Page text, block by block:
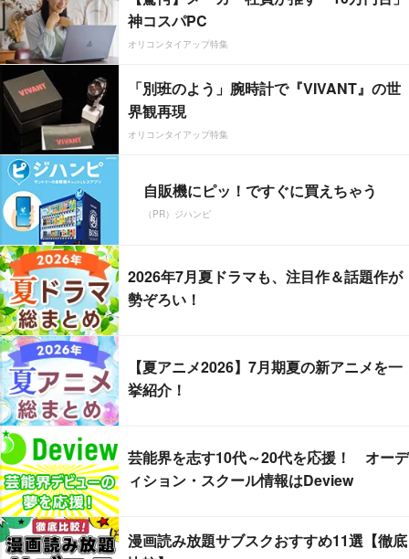
神コスパPC
オリコンタイアップ特集
「別班のよう」腕時計で『VIVANT』の世
界観再現
オリコンタイアップ特集
自販機にピッ！ですぐに買えちゃう
（PR）ジハンピ
2026年7月夏ドラマも、注目作＆話題作が
勢ぞろい！
【夏アニメ2026】7月期夏の新アニメを一
挙紹介！
芸能界を志す10代～20代を応援！ オーデ
ィション・スクール情報はDeview
漫画読み放題サブスクおすすめ11選【徹底